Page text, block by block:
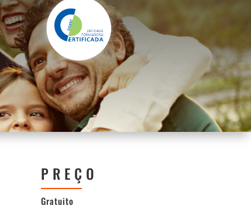
PREÇO
Gratuito